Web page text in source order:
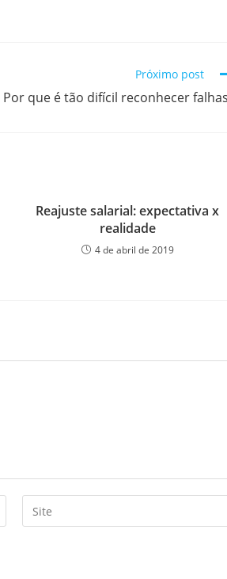
Próximo post
Por que é tão difícil reconhecer
Reajuste salarial: expectativa x
realidade
4 de abril de 2019